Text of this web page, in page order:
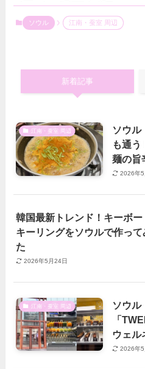
ソウル 江南・蚕室 周辺
新着記事
江南・蚕室 周辺
ソウル
も通う
麺の旨
2026年5
韓国最新トレンド！キーボー
キーリングをソウルで作って
た
2026年5月24日
江南・蚕室 周辺
ソウル
「
ウェル
2026年5